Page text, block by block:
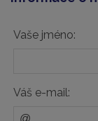
Vaše jméno:
Váš e-mail: